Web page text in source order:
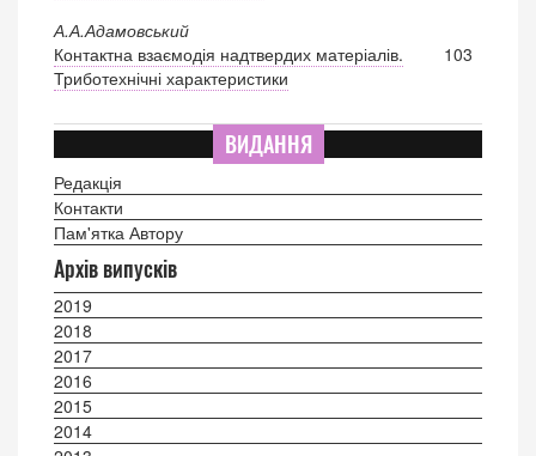
А.А.Адамовський
Контактна взаємодія надтвердих матеріалів.
Триботехнічні характеристики
103
ВИДАННЯ
Редакція
Контакти
Пам'ятка Автору
Архів випусків
2019
2018
2017
2016
2015
2014